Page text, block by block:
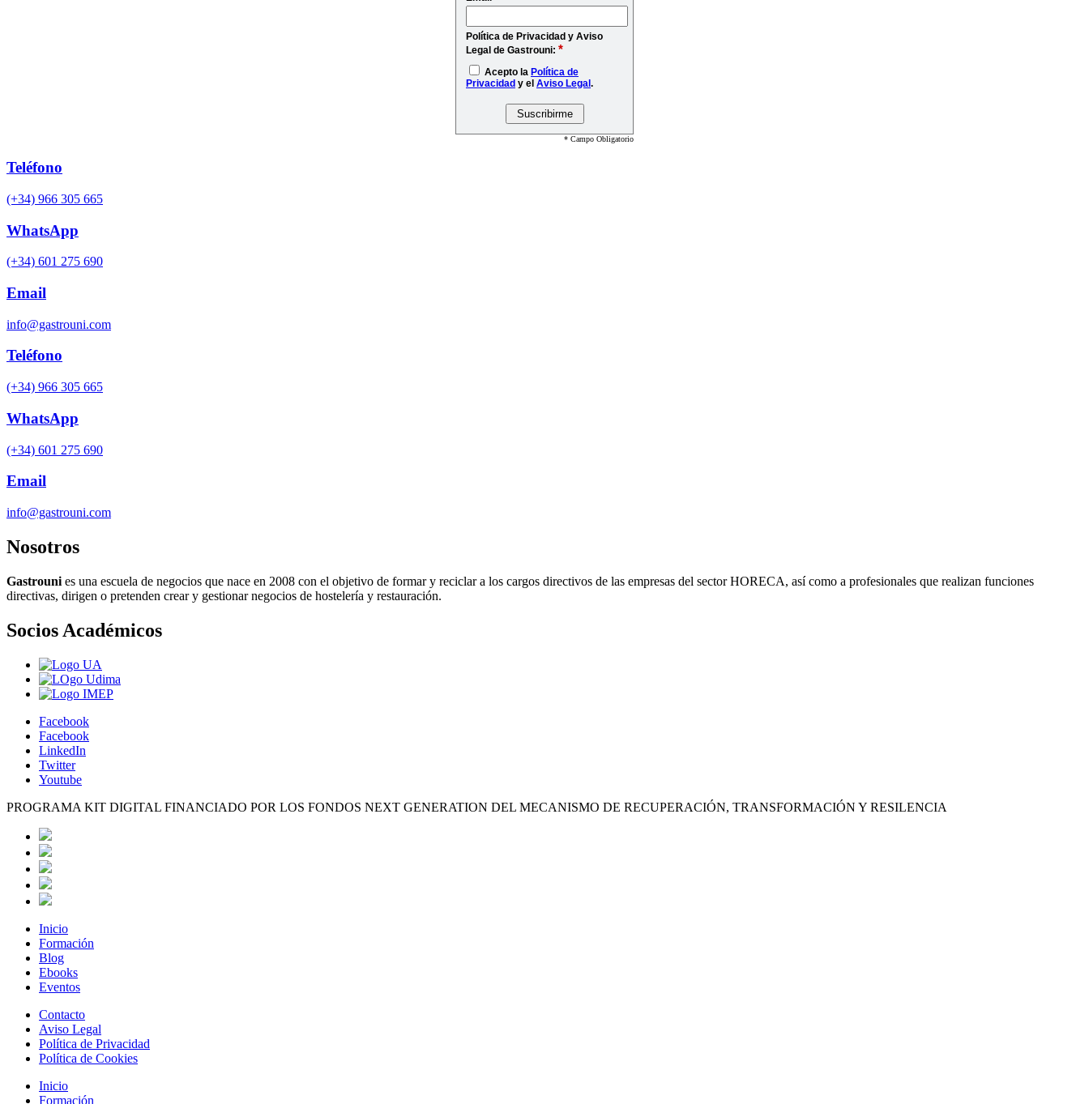
Política de Privacidad y Aviso
Legal de Gastrouni: *
Acepto la Política de
Privacidad y el Aviso Legal .
* Campo Obligatorio
Teléfono
(+34) 966 305 665
WhatsApp
(+34) 601 275 690
Email
info@gastrouni.com
Teléfono
(+34) 966 305 665
WhatsApp
(+34) 601 275 690
Email
info@gastrouni.com
Nosotros
Gastrouni es una escuela de negocios que nace en 2008 con el objetivo de formar y reciclar a los cargos directivos de las empresas del sector HORECA, así como a profesionales que realizan funciones
directivas, dirigen o pretenden crear y gestionar negocios de hostelería y restauración.
Socios Académicos
Facebook
Facebook
LinkedIn
Twitter
Youtube
PROGRAMA KIT DIGITAL FINANCIADO POR LOS FONDOS NEXT GENERATION DEL MECANISMO DE RECUPERACIÓN, TRANSFORMACIÓN Y RESILENCIA
Inicio
Formación
Blog
Ebooks
Eventos
Contacto
Aviso Legal
Política de Privacidad
Política de Cookies
Inicio
Formación